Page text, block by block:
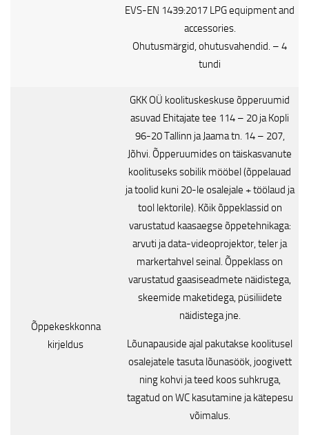
EVS-EN 1439:2017 LPG equipment and
accessories.
Ohutusmärgid, ohutusvahendid. – 4
tundi
Õppekeskkonna
kirjeldus
GKK OÜ koolituskeskuse õpperuumid
asuvad Ehitajate tee 114 – 20 ja Kopli
96-20 Tallinn ja Jaama tn. 14 – 207,
Jõhvi. Õpperuumides on täiskasvanute
koolituseks sobilik mööbel (õppelauad
ja toolid kuni 20-le osalejale + töölaud ja
tool lektorile). Kõik õppeklassid on
varustatud kaasaegse õppetehnikaga:
arvuti ja data-videoprojektor, teler ja
markertahvel seinal. Õppeklass on
varustatud gaasiseadmete näidistega,
skeemide maketidega, püsiliidete
näidistega jne.
Lõunapauside ajal pakutakse koolitusel
osalejatele tasuta lõunasöök, joogivett
ning kohvi ja teed koos suhkruga,
tagatud on WC kasutamine ja kätepesu
võimalus.